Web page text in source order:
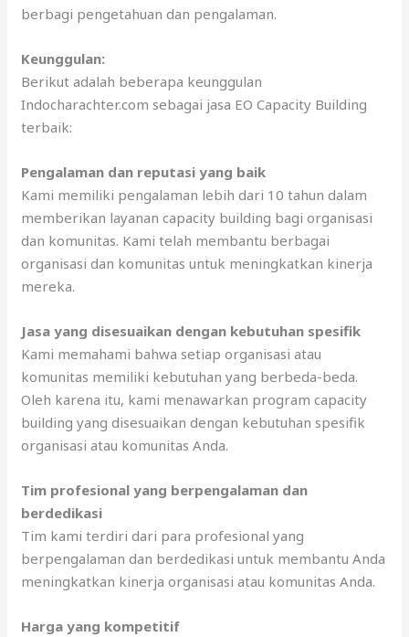
berbagi pengetahuan dan pengalaman.
Keunggulan:
Berikut adalah beberapa keunggulan
Indocharachter.com sebagai jasa EO Capacity Building
terbaik:
Pengalaman dan reputasi yang baik
Kami memiliki pengalaman lebih dari 10 tahun dalam
memberikan layanan capacity building bagi organisasi
dan komunitas. Kami telah membantu berbagai
organisasi dan komunitas untuk meningkatkan kinerja
mereka.
Jasa yang disesuaikan dengan kebutuhan spesifik
Kami memahami bahwa setiap organisasi atau
komunitas memiliki kebutuhan yang berbeda-beda.
Oleh karena itu, kami menawarkan program capacity
building yang disesuaikan dengan kebutuhan spesifik
organisasi atau komunitas Anda.
Tim profesional yang berpengalaman dan
berdedikasi
Tim kami terdiri dari para profesional yang
berpengalaman dan berdedikasi untuk membantu Anda
meningkatkan kinerja organisasi atau komunitas Anda.
Harga yang kompetitif